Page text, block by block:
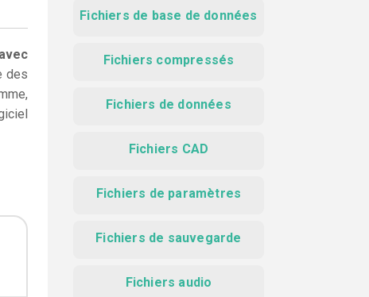
des
Fichiers de base de données
Fichiers compressés
Fichiers de données
Fichiers CAD
Fichiers de paramètres
Fichiers de sauvegarde
Fichiers audio